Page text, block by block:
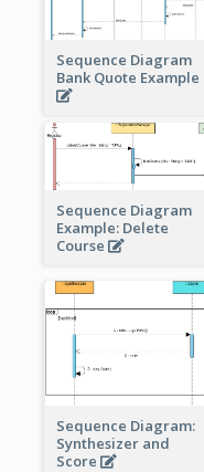
Sequence Diagram
Bank Quote Example
Sequence Diagram
Example: Delete
Course
Sequence Diagram:
Synthesizer and
Score